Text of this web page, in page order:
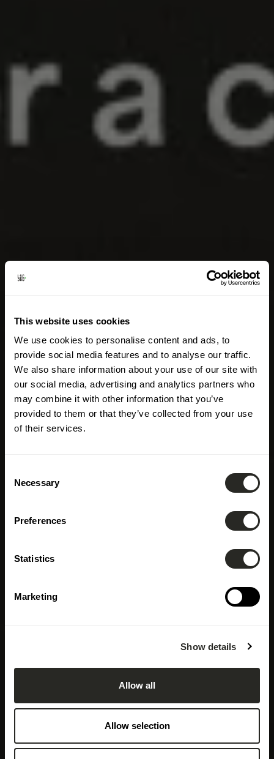
This website uses cookies
We use cookies to personalise content and ads, to
provide social media features and to analyse our traffic.
We also share information about your use of our site with
our social media, advertising and analytics partners who
may combine it with other information that you’ve
provided to them or that they’ve collected from your use
of their services.
Selection
Necessary
Preferences
Statistics
Marketing
Show details
Allow all
Allow selection